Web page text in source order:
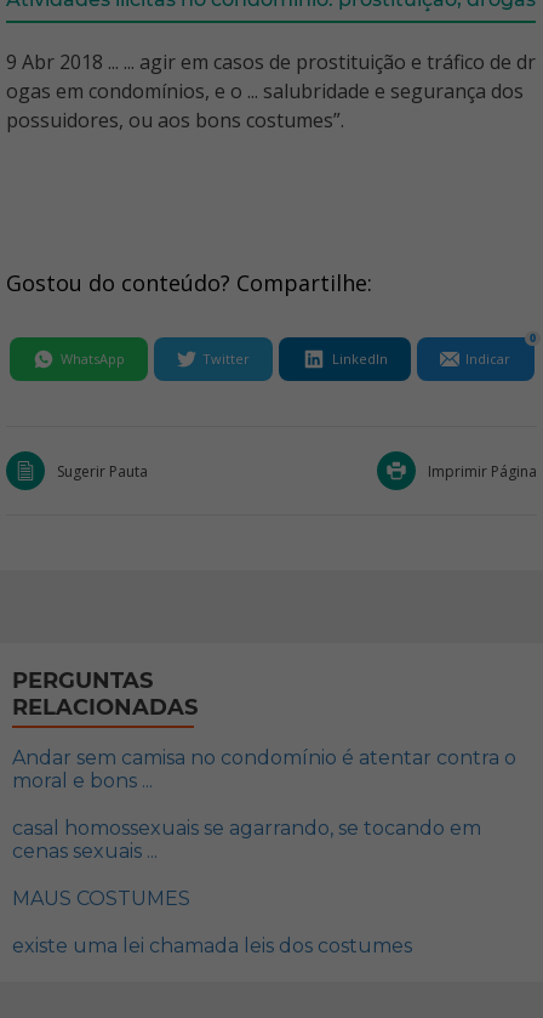
9 Abr 2018 ... ... agir em casos de prostituição e tráfico de dr
ogas em condomínios, e o ... salubridade e segurança dos
possuidores, ou aos bons costumes”.
Gostou do conteúdo? Compartilhe:
WhatsApp Twitter LinkedIn Indicar
0
Sugerir Pauta Imprimir Página
PERGUNTAS
RELACIONADAS
Andar sem camisa no condomínio é atentar contra o
moral e bons ...
casal homossexuais se agarrando, se tocando em
cenas sexuais ...
MAUS COSTUMES
existe uma lei chamada leis dos costumes